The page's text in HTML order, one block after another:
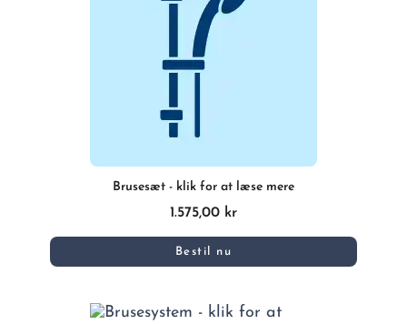
Brusesæt - klik for at læse mere
1.575,00 kr
Bestil nu